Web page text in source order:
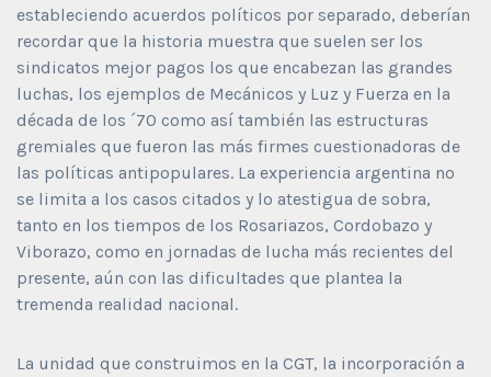
estableciendo acuerdos políticos por separado, deberían
recordar que la historia muestra que suelen ser los
sindicatos mejor pagos los que encabezan las grandes
luchas, los ejemplos de Mecánicos y Luz y Fuerza en la
década de los ´70 como así también las estructuras
gremiales que fueron las más firmes cuestionadoras de
las políticas antipopulares. La experiencia argentina no
se limita a los casos citados y lo atestigua de sobra,
tanto en los tiempos de los Rosariazos, Cordobazo y
Viborazo, como en jornadas de lucha más recientes del
presente, aún con las dificultades que plantea la
tremenda realidad nacional.
La unidad que construimos en la CGT, la incorporación a